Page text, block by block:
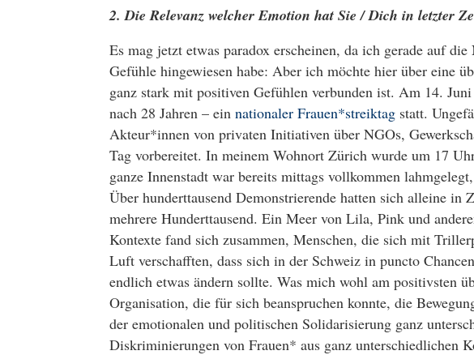
2. Die Relevanz welcher Emotion hat Sie / Dich in letzter
Es mag jetzt etwas paradox erscheinen, da ich gerade auf
Gefühle hingewiesen habe: Aber ich möchte hier über eine
ganz stark mit positiven Gefühlen verbunden ist. Am 14.
nach 28 Jahren – ein nationaler Frauen*streiktagstatt.
Akteur*innen von privaten Initiativen über NGOs,
Tag vorbereitet. In meinem Wohnort Zürich wurde um 17
ganze Innenstadt war bereits mittags vollkommen
Über hunderttausend Demonstrierende hatten sich alleine in
mehrere Hunderttausend. Ein Meer von Lila, Pink und
Kontexte fand sich zusammen, Menschen, die sich mit
Luft verschafften, dass sich in der Schweiz in puncto
endlich etwas ändern sollte. Was mich wohl am positivsten
Organisation, die für sich beanspruchen konnte, die
der emotionalen und politischen Solidarisierung ganz
Diskriminierungen von Frauen* aus ganz unterschiedlichen